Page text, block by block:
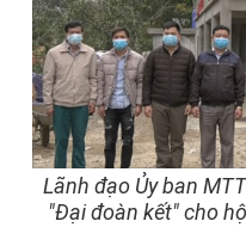
Lãnh đạo Ủy ban
"Đại đoàn kết" cho